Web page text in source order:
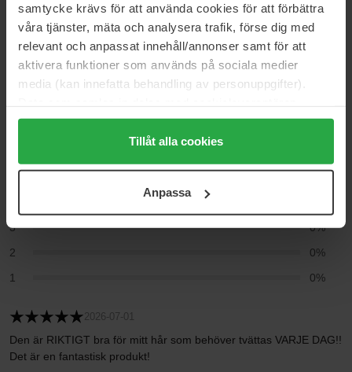
samtycke krävs för att använda cookies för att förbättra
våra tjänster, mäta och analysera trafik, förse dig med
relevant och anpassat innehåll/annonser samt för att
aktivera funktioner som används på sociala medier
media (kan innefatta behandling av personuppgifter).
Genom att trycka på "Tillåt alla cookies" accepterar du
alla cookies, medan du under "Detaljer" kan anpassa
användningen av cookies. Du kan när som helst återkalla
samt vår Integritetspolicy.
Tillåt alla cookies
Anpassa
Recensioner (7) Frågor & svar (0)
5
Baserat på 7 recensioner
3
0%
2
0%
1
0%
2026-07-01
Den är RIKTIGT bra för mitt hår som behöver tvättas VARJE DAG!!
Det är en fantastisk produkt!